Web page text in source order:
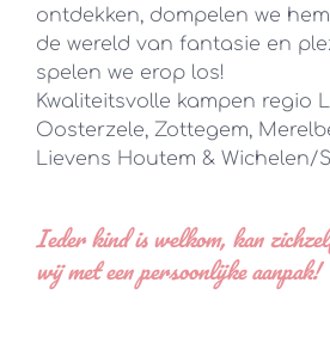
ontdekken, dompelen we
de wereld van fantasie en
spelen we erop los!
Kwaliteitsvolle kampen regio
Oosterzele, Zottegem,
Lievens Houtem & Wichelen/
Ieder kind is welkom, kan
wij met een persoonlijke aanpak!